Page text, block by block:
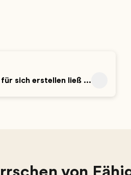
sich erstellen ließ ...